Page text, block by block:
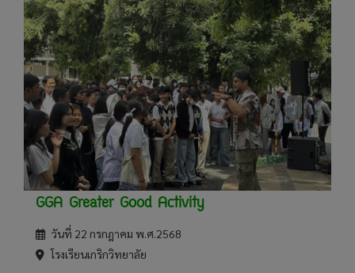
GGA Greater Good Activity
วันที่ 22 กรกฎาคม พ.ศ.2568
โรงเรียนเกริกวิทยาลัย